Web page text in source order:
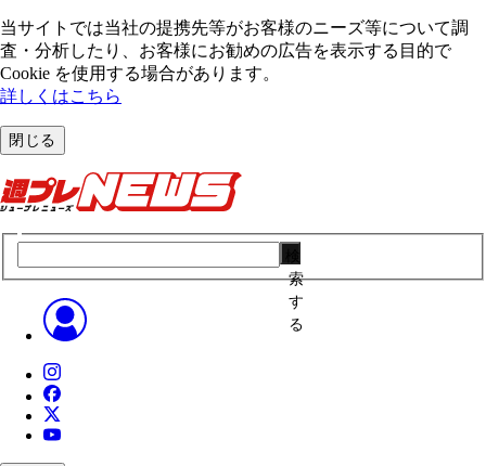
当サイトでは当社の提携先等がお客様のニーズ等について調
査・分析したり、お客様にお勧めの広告を表⽰する⽬的で
Cookie を使⽤する場合があります。
詳しくはこちら
閉じる
索
す
る